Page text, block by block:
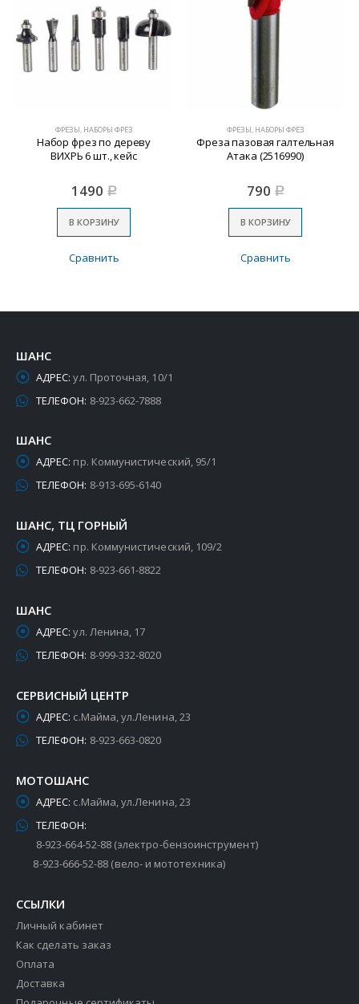
ФРЕЗЫ, НАБОРЫ ФРЕЗ
Набор фрез по дереву
ВИХРЬ 6 шт., кейс
1490 Р
В КОРЗИНУ
Сравнить
ФРЕЗЫ, НАБОРЫ ФРЕЗ
Фреза пазовая галтельная
Атака (2516990)
790 Р
В КОРЗИНУ
Сравнить
ШАНС
АДРЕС: ул. Проточная, 10/1
ТЕЛЕФОН: 8-923-662-7888
ШАНС
АДРЕС: пр. Коммунистический, 95/1
ТЕЛЕФОН: 8-913-695-6140
ШАНС, ТЦ ГОРНЫЙ
АДРЕС: пр. Коммунистический, 109/2
ТЕЛЕФОН: 8-923-661-8822
ШАНС
АДРЕС: ул. Ленина, 17
ТЕЛЕФОН: 8-999-332-8020
СЕРВИСНЫЙ ЦЕНТР
АДРЕС: с.Майма, ул.Ленина, 23
ТЕЛЕФОН: 8-923-663-0820
МОТОШАНС
АДРЕС: с.Майма, ул.Ленина, 23
ТЕЛЕФОН:
8-923-664-52-88 (электро-бензоинструмент)
8-923-666-52-88 (вело- и мототехника)
ССЫЛКИ
Личный кабинет
Как сделать заказ
Оплата
Доставка